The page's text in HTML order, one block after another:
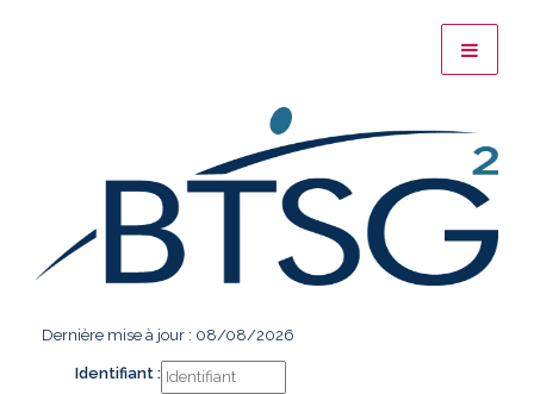
Dernière mise à jour : 08/08/2026
Identifiant :